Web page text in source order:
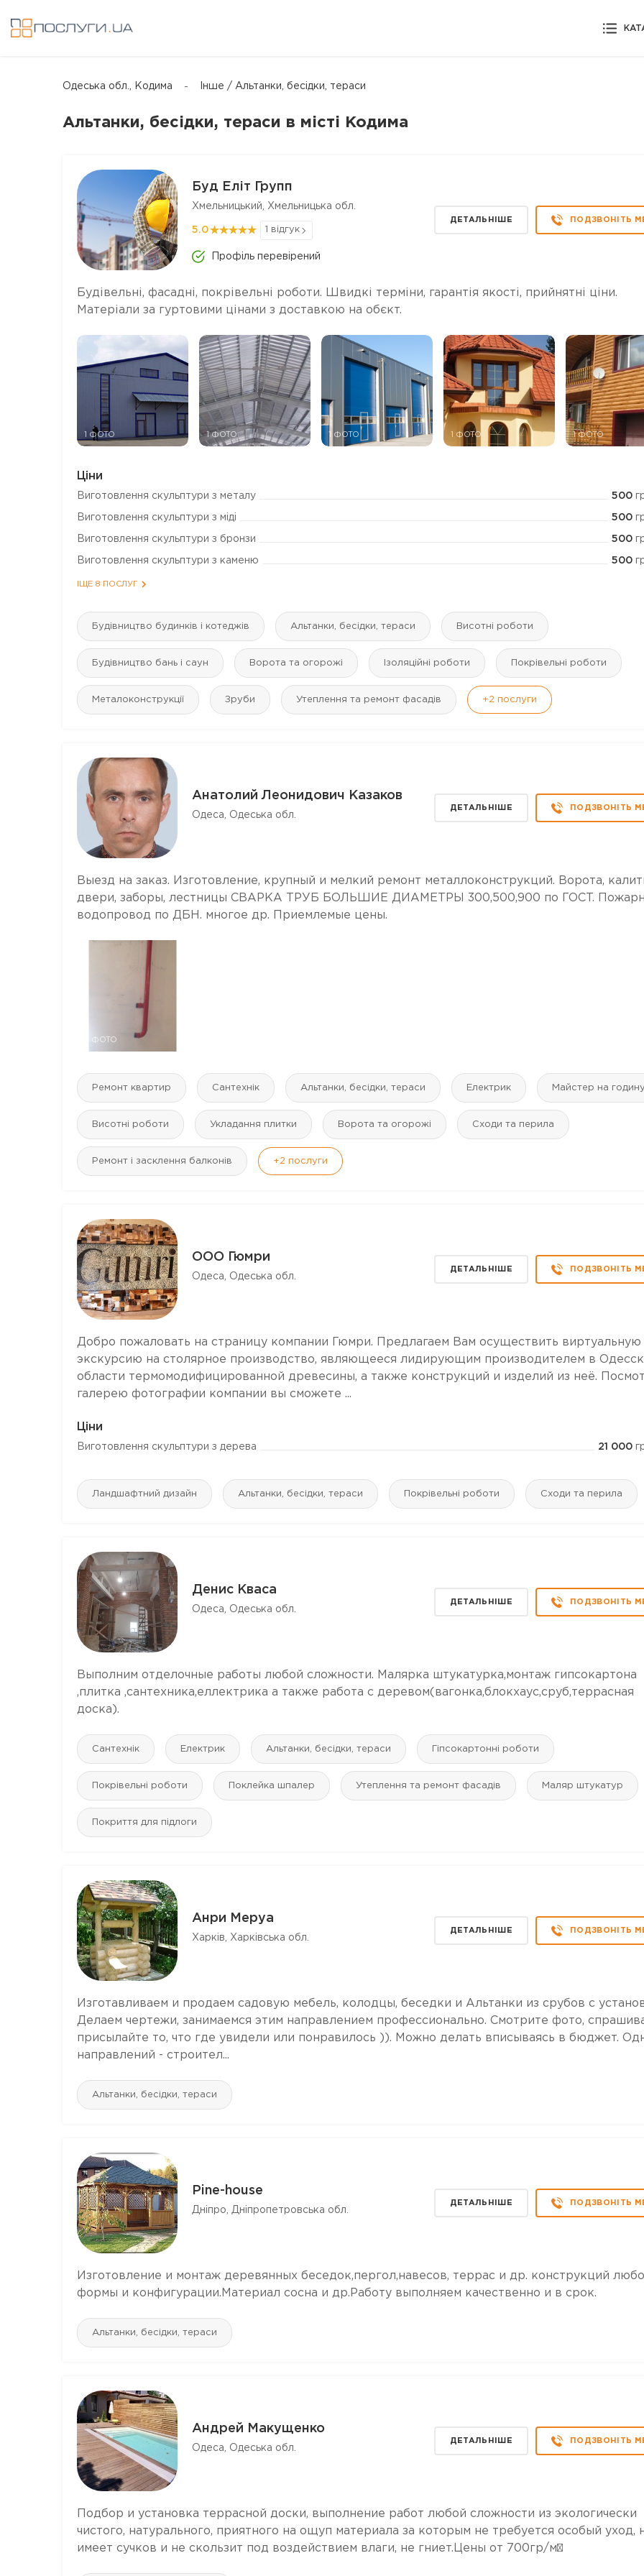
Одеська обл., Кодима Інше / Альтанки, бесідки, тераси
Альтанки, бесідки, тераси в місті Кодима
Буд Еліт Групп
Хмельницький, Хмельницька обл.
5.0 1 відгук
Профіль перевірений
ДЕТАЛЬНІШЕ ПОДЗВОНІТЬ
Будівельні, фасадні, покрівельні роботи. Швидкі терміни, гарантія якості, прийнятні ціни.
Матеріали за гуртовими цінами з доставкою на обєкт.
1 ФОТО 1 ФОТО 1 ФОТО 1 ФОТО 1 ФОТО
Ціни
Виготовлення скульптури з металу 500
Виготовлення скульптури з міді 500
Виготовлення скульптури з бронзи 500
Виготовлення скульптури з каменю 500
ІЩЕ 8 ПОСЛУГ
Будівництво будинків і котеджів Альтанки, бесідки, тераси Висотні роботи
Будівництво бань і саун Ворота та огорожі Ізоляційні роботи Покрівельні роботи
Металоконструкції Зруби Утеплення та ремонт фасадів +2 послуги
Анатолий Леонидович Казаков
Одеса, Одеська обл.
ДЕТАЛЬНІШЕ ПОДЗВОНІТЬ
Выезд на заказ. Изготовление, крупный и мелкий ремонт металлоконструкций. Ворота,
двери, заборы, лестницы СВАРКА ТРУБ БОЛЬШИЕ ДИАМЕТРЫ 300,500,900 по ГОСТ.
водопровод по ДБН. многое др. Приемлемые цены.
7 ФОТО
Ремонт квартир Сантехнік Альтанки, бесідки, тераси Електрик Майстер на
Висотні роботи Укладання плитки Ворота та огорожі Сходи та перила
Ремонт і засклення балконів +2 послуги
ООО Гюмри
Одеса, Одеська обл.
ДЕТАЛЬНІШЕ ПОДЗВОНІТЬ
Добро пожаловать на страницу компании Гюмри. Предлагаем Вам осуществить виртуальную
экскурсию на столярное производство, являющееся лидирующим производителем в
области термомодифицированной древесины, а также конструкций и изделий из неё.
галерею фотографии компании вы сможете ...
Ціни
Виготовлення скульптури з дерева 21 000
Ландшафтний дизайн Альтанки, бесідки, тераси Покрівельні роботи Сходи та перила
Денис Кваса
Одеса, Одеська обл.
ДЕТАЛЬНІШЕ ПОДЗВОНІТЬ
Выполним отделочные работы любой сложности. Малярка штукатурка,монтаж гипсокартона
,плитка ,сантехника,еллектрика а также работа с деревом(вагонка,блокхаус,сруб,террасная
доска).
Сантехнік Електрик Альтанки, бесідки, тераси Гіпсокартонні роботи
Покрівельні роботи Поклейка шпалер Утеплення та ремонт фасадів Маляр штукатур
Покриття для підлоги
Анри Меруа
Харків, Харківська обл.
ДЕТАЛЬНІШЕ ПОДЗВОНІТЬ
Изготавливаем и продаем садовую мебель, колодцы, беседки и Альтанки из срубов с
Делаем чертежи, занимаемся этим направлением профессионально. Смотрите фото,
присылайте то, что где увидели или понравилось )). Можно делать вписываясь в бюджет.
направлений - строител...
Альтанки, бесідки, тераси
Pine-house
Дніпро, Дніпропетровська обл.
ДЕТАЛЬНІШЕ ПОДЗВОНІТЬ
Изготовление и монтаж деревянных беседок,пергол,навесов, террас и др. конструкций
формы и конфигурации.Материал сосна и др.Работу выполняем качественно и в срок.
Альтанки, бесідки, тераси
Андрей Макущенко
Одеса, Одеська обл.
ДЕТАЛЬНІШЕ ПОДЗВОНІТЬ
Подбор и установка террасной доски, выполнение работ любой сложности из экологически
чистого, натурального, приятного на ощуп материала за которым не требуется особый уход,
имеет сучков и не скользит под воздействием влаги, не гниет.Цены от 700гр/м²